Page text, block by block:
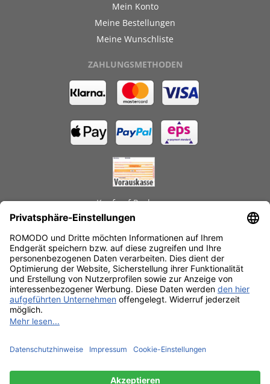
Mein Konto
Meine Bestellungen
Meine Wunschliste
ZAHLUNGSMETHODEN
Kauf auf Rechnung
Schnelle Lieferzeiten
Käuferschutz
Datenschutz
SSL-Verschlüsselung